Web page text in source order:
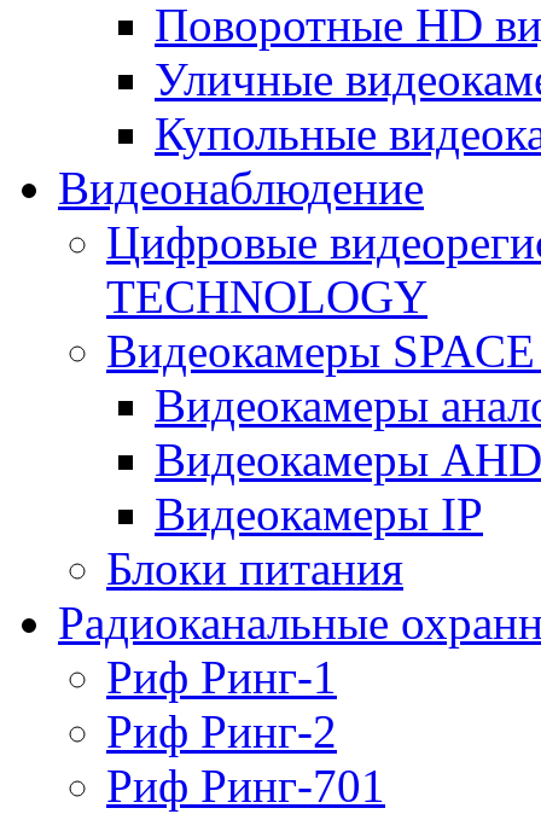
Поворотные HD
Уличные
Купольные
Видеонаблюдение
Цифровые
TECHNOLOGY
Видеокамеры
Видеокамеры
Видеокамеры AHD
Видеокамеры IP
Блоки питания
Радиоканальные
Риф Ринг-1
Риф Ринг-2
Риф Ринг-701